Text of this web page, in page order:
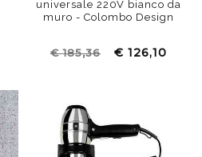
universale 220V bianco da
muro - Colombo Design
€ 185,36 € 126,10